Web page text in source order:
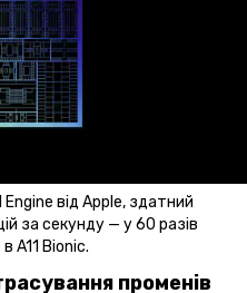
від Apple, здатний
за секунду — у 60 разів
A11 Bionic.
променів